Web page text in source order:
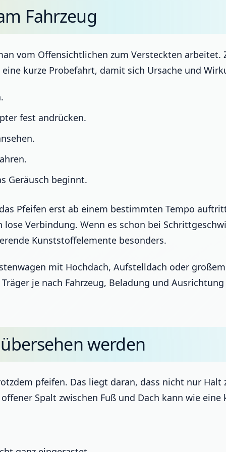
Fahrzeug
vom Offensichtlichen zum Versteckten
kurze Probefahrt, damit sich Ursache und
fest andrücken.
Geräusch beginnt.
Pfeifen erst ab einem bestimmten Tempo
Verbindung. Wenn es schon bei
Kunststoffelemente besonders.
mit Hochdach, Aufstelldach oder
je nach Fahrzeug, Beladung und
werden
pfeifen. Das liegt daran, dass nicht nur
Spalt zwischen Fuß und Dach kann wie eine